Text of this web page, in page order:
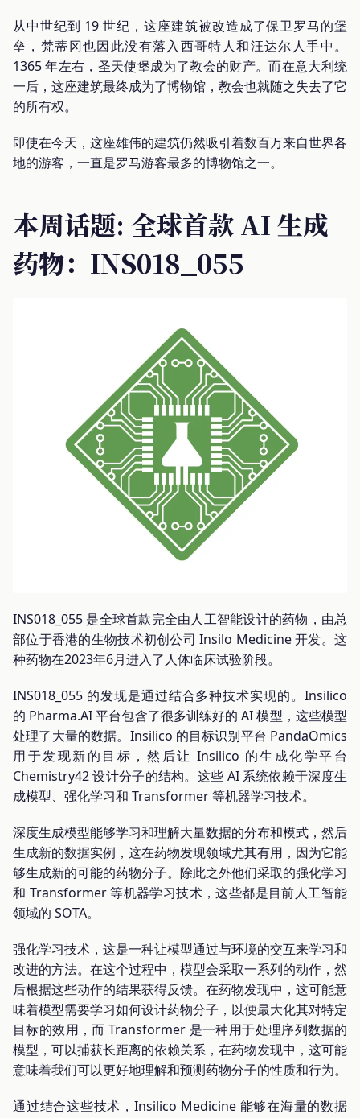
从中世纪到 19 世纪，这座建筑被改造成了保卫罗马的堡
垒，梵蒂冈也因此没有落入西哥特人和汪达尔人手中。
1365 年左右，圣天使堡成为了教会的财产。而在意大利统
一后，这座建筑最终成为了博物馆，教会也就随之失去了它
的所有权。
即使在今天，这座雄伟的建筑仍然吸引着数百万来自世界各
地的游客，一直是罗马游客最多的博物馆之一。
本周话题: 全球首款 AI 生成
药物：INS018_055
INS018_055 是全球首款完全由人工智能设计的药物，由总
部位于香港的生物技术初创公司 Insilo Medicine 开发​​。这
种药物在2023年6月进入了人体临床试验阶段。
INS018_055 的发现是通过结合多种技术实现的。Insilico
的 Pharma.AI 平台包含了很多训练好的 AI 模型，这些模型
处理了大量的数据。Insilico 的目标识别平台 PandaOmics
用于发现新的目标，然后让 Insilico 的生成化学平台
Chemistry42 设计分子的结构。这些 AI 系统依赖于深度生
成模型、强化学习和 Transformer 等机器学习技术。
深度生成模型能够学习和理解大量数据的分布和模式，然后
生成新的数据实例，这在药物发现领域尤其有用，因为它能
够生成新的可能的药物分子。除此之外他们采取的强化学习
和 Transformer 等机器学习技术，这些都是目前人工智能
领域的 SOTA。
强化学习技术，这是一种让模型通过与环境的交互来学习和
改进的方法。在这个过程中，模型会采取一系列的动作，然
后根据这些动作的结果获得反馈。在药物发现中，这可能意
味着模型需要学习如何设计药物分子，以便最大化其对特定
目标的效用，而 Transformer 是一种用于处理序列数据的
模型，可以捕获长距离的依赖关系，在药物发现中，这可能
意味着我们可以更好地理解和预测药物分子的性质和行为。
通过结合这些技术，Insilico Medicine 能够在海量的数据